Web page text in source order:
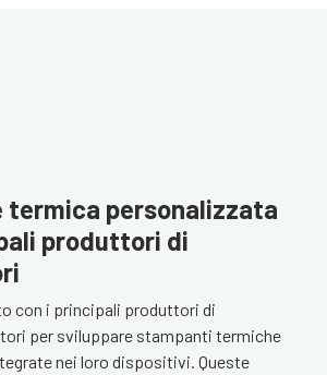
termica personalizzata
produttori di
con i principali produttori di
per sviluppare stampanti termiche
nei loro dispositivi. Queste